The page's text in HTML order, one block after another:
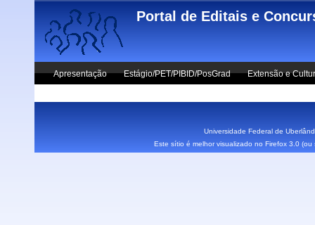
Skip to main content
Portal de Editais e
Apresentação Estágio/PET/PIBID/PosGrad Extensão e
Universidade Federal de
Este sítio é melhor visualizado no Firefox 3.0